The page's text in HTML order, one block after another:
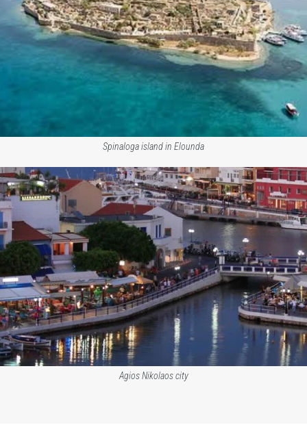
Spinaloga island in Elounda
Agios Nikolaos city